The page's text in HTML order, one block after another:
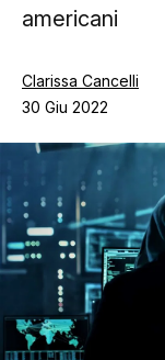
americani
Clarissa Cancelli
30 Giu 2022